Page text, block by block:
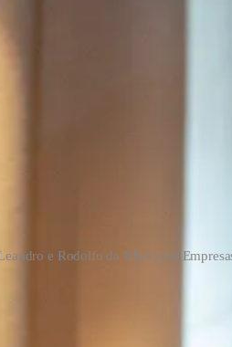
e Rodolfo da Uber para